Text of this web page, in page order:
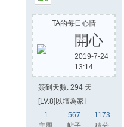
TA的每日心情
開心
2019-7-24
13:14
簽到天數: 294 天
[LV.8]以壇為家I
1
567
1173